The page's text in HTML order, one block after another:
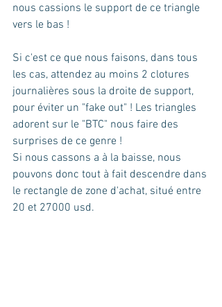
nous cassions le support de ce triangle
vers le bas !
Si c'est ce que nous faisons, dans tous
les cas, attendez au moins 2 clotures
journalières sous la droite de support,
pour éviter un "fake out" ! Les triangles
adorent sur le "BTC" nous faire des
surprises de ce genre !
Si nous cassons a à la baisse, nous
pouvons donc tout à fait descendre dans
le rectangle de zone d'achat, situé entre
20 et 27000 usd.